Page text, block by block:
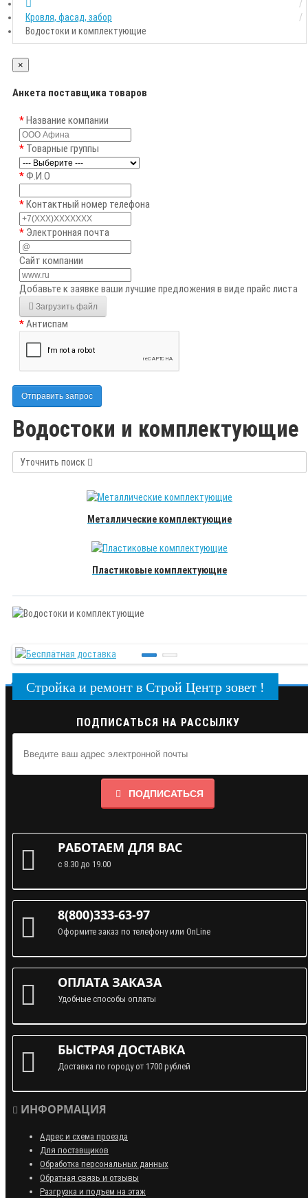
Кровля, фасад, забор
Водостоки и комплектующие
×
Анкета поставщика товаров
Название компании
Товарные группы
Ф.И.О
Контактный номер телефона
Электронная почта
Сайт компании
Добавьте к заявке ваши лучшие предложения в виде прайс листа
Загрузить файл
Антиспам
Отправить запрос
Водостоки и комплектующие
Уточнить поиск
Металлические комплектующие
Пластиковые комплектующие
Стройка и ремонт в Строй Центр зовет !
ПОДПИСАТЬСЯ НА РАССЫЛКУ
ПОДПИСАТЬСЯ
РАБОТАЕМ ДЛЯ ВАС
с 8.30 до 19.00
8(800)333-63-97
Оформите заказ по телефону или OnLine
ОПЛАТА ЗАКАЗА
Удобные способы оплаты
БЫСТРАЯ ДОСТАВКА
Доставка по городу от 1700 рублей
ИНФОРМАЦИЯ
Адрес и схема проезда
Для поставщиков
Обработка персональных данных
Обратная связь и отзывы
Разгрузка и подъем на этаж